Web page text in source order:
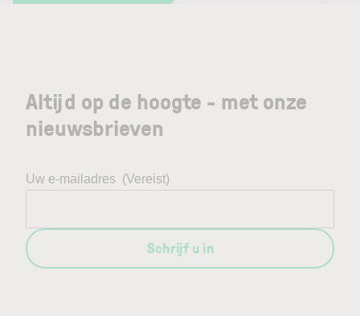
Altijd op de hoogte - met onze
nieuwsbrieven
Uw e-mailadres (Vereist)
Schrijf u in